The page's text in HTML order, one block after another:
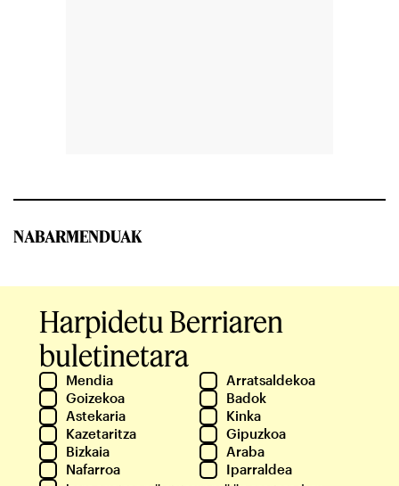
NABARMENDUAK
Harpidetu Berriaren
buletinetara
Mendia
Arratsaldekoa
Goizekoa
Badok
Astekaria
Kinka
Kazetaritza
Gipuzkoa
Bizkaia
Araba
Nafarroa
Iparraldea